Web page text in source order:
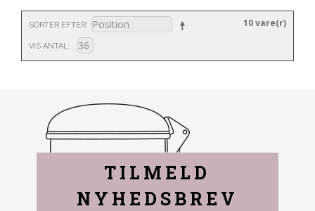
SORTER EFTER
VIS ANTAL
10 vare(r)
TILMELD
NYHEDSBREV